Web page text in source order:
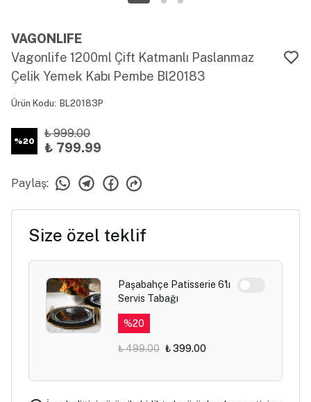
VAGONLIFE
Vagonlife 1200ml Çift Katmanlı Paslanmaz
Çelik Yemek Kabı Pembe Bl20183
Ürün Kodu: BL20183P
%20
₺ 999.00
₺ 799.99
Paylaş:
Size özel teklif
Paşabahçe Patisserie 6'lı
Servis Tabağı
%20
₺ 499.00 ₺ 399.00